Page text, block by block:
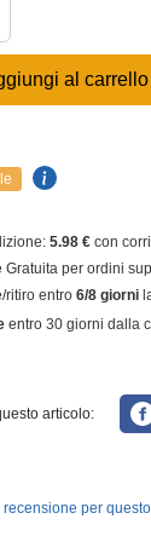
al carrello
5.98 € con
Gratuita per ordini
ritiro entro 6/8 giorni
entro 30 giorni dalla
articolo:
recensione per